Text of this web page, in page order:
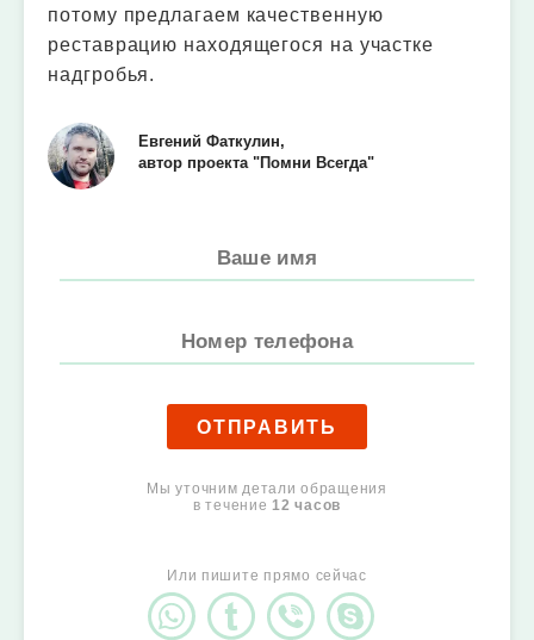
потому предлагаем качественную
реставрацию находящегося на участке
надгробья.
Евгений Фаткулин,
автор проекта "Помни Всегда"
ОТПРАВИТЬ
Мы уточним детали обращения
в течение12 часов
Или пишите прямо сейчас